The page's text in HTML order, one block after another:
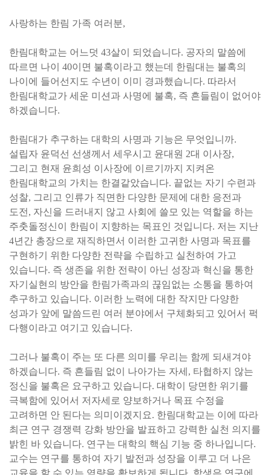
사랑하는 한림 가족 여러분,
한림대학교는 어느덧 43살이 되었습니다. 공자의 말씀에
따르면 나이 40이면 불혹이라고 했는데 한림대는 불혹의
나이에 들어선지도 수년이 이미 경과했습니다. 따라서
한림대학교가 세운 미션과 사명에 불혹, 즉 흔들림이 없어야
하겠습니다.
한림대가 추구하는 대학의 사명과 기능은 무엇입니까.
설립자 윤덕선 선생께서 세우시고 윤대원 2대 이사장,
그리고 현재 윤희성 이사장에 이르기까지 지켜온
한림대학교의 가치는 한결같았습니다. 끝없는 자기 수련과
성찰, 그리고 인류가 직면한 다양한 문제에 대한 응전과
도전, 자신을 드러내지 않고 사회에 쓸모 있는 역할을 하는
주춧돌정신이 한림이 지향하는 목표인 것입니다. 저는 지난
4년간 총장으로 재직하면서 이러한 고귀한 사명과 목표를
구현하기 위한 다양한 전략을 수립하고 실천하여 가고
있습니다. 즉 생존을 위한 전략이 아닌 성장과 혁신을 통한
자기실현의 방안을 한림가족과의 끊임없는 소통을 통하여
추구하고 있습니다. 이러한 노력에 대한 작지만 다양한
성과가 앞에 말씀드린 여러 분야에서 구체화되고 있어서 퍽
다행이라고 여기고 있습니다.
그러나 불혹이 주는 또 다른 의미를 우리는 함께 되새겨야
하겠습니다. 즉 흔들림 없이 나아가는 자세, 타협하지 않는
정신을 불혹은 요구하고 있습니다. 대학이 당면한 위기를
극복함에 있어서 저자세로 양보하거나 목표 수정을
고려하면 안 된다는 의미이겠지요. 한림대학교는 이에 따라
최근 연구 경쟁력 강화 방안을 발표하고 강력한 실천 의지를
밝힌 바 있습니다. 연구는 대학의 핵심 기능 중 하나입니다.
교수는 연구를 통하여 자기 발전과 성장을 이루고 더 나은
교육을 할 수 있는 역량을 확보하게 됩니다. 학생은 연구에